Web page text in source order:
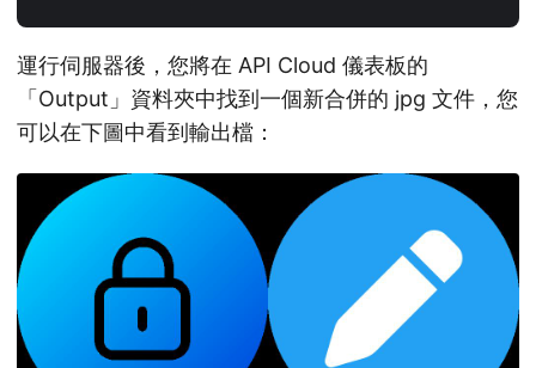
運行伺服器後，您將在 API Cloud 儀表板的
「Output」資料夾中找到一個新合併的 jpg 文件，您
可以在下圖中看到輸出檔：